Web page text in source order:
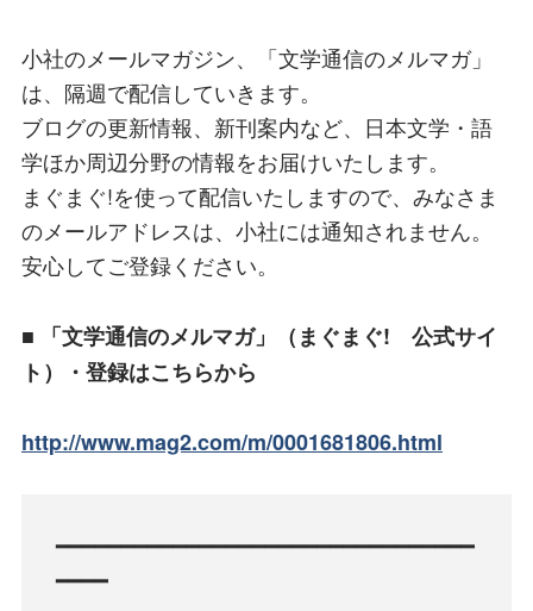
小社のメールマガジン、「文学通信のメルマガ」
は、隔週で配信していきます。
ブログの更新情報、新刊案内など、日本文学・語
学ほか周辺分野の情報をお届けいたします。
まぐまぐ!を使って配信いたしますので、みなさま
のメールアドレスは、小社には通知されません。
安心してご登録ください。
■ 「文学通信のメルマガ」（まぐまぐ! 公式サイ
ト）・登録はこちらから
http://www.mag2.com/m/0001681806.html
━━━━━━━━━━━━━━━━━━━━━━━━━━━━━━━━
━━━━